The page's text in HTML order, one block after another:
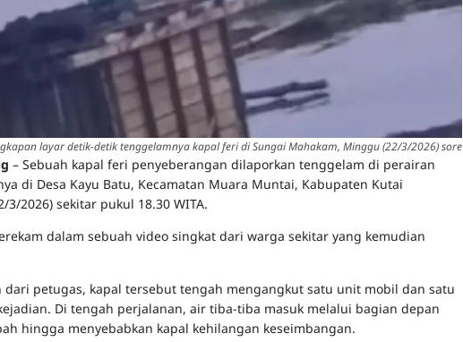
layar detik-detik tenggelamnya kapal feri di Sungai Mahakam, Minggu (22/3/2026) sore
– Sebuah kapal feri penyeberangan dilaporkan tenggelam di perairan
di Desa Kayu Batu, Kecamatan Muara Muntai, Kabupaten Kutai
2026) sekitar pukul 18.30 WITA.
dalam sebuah video singkat dari warga sekitar yang kemudian
dari petugas, kapal tersebut tengah mengangkut satu unit mobil dan satu
Di tengah perjalanan, air tiba-tiba masuk melalui bagian depan
hingga menyebabkan kapal kehilangan keseimbangan.